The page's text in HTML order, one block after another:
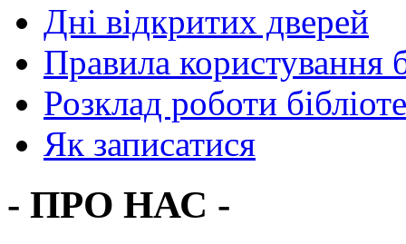
Дні відкритих дверей
Правила користування
Розклад роботи
Як записатися
- ПРО НАС -